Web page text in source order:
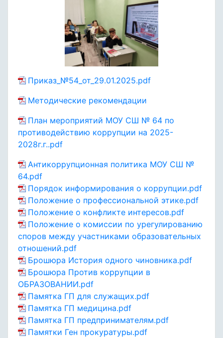
Приказ_№54_от_29.01.2025.pdf
Методические рекомендации
План мероприятий МОУ СШ № 64 по
противодействию коррупции на 2025-
2028г.г..pdf
Антикоррупционная политика МОУ СШ №
64.pdf
Порядок информирования о коррупции.pdf
Положение о профессиональной этике.pdf
Положение о конфликте интересов.pdf
Положение о комиссии по урегулированию
споров между участниками образовательных
отношений.pdf
Брошюра История одного чиновника.pdf
Брошюра Против коррупции в
ОБРАЗОВАНИИ.pdf
Памятка ГП для служащих.pdf
Памятка ГП медицина.pdf
Памятка ГП предпринимателям.pdf
Памятки Ген прокуратуры.pdf